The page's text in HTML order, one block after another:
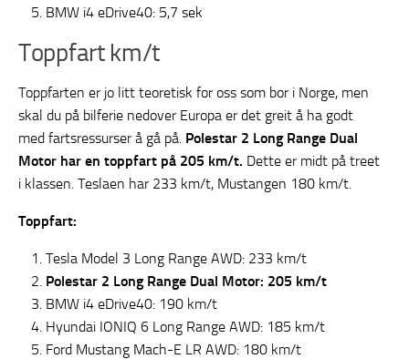
BMW i4 eDrive40: 5,7 sek
Toppfart km/t
Toppfarten er jo litt teoretisk for oss som bor i Norge, men
skal du på bilferie nedover Europa er det greit å ha godt
med fartsressurser å gå på. Polestar 2 Long Range Dual
Motor har en toppfart på 205 km/t. Dette er midt på treet
i klassen. Teslaen har 233 km/t, Mustangen 180 km/t.
Toppfart:
Tesla Model 3 Long Range AWD: 233 km/t
Polestar 2 Long Range Dual Motor: 205 km/t
BMW i4 eDrive40: 190 km/t
Hyundai IONIQ 6 Long Range AWD: 185 km/t
Ford Mustang Mach-E LR AWD: 180 km/t